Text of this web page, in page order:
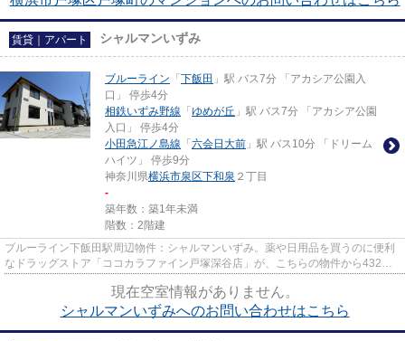
賃貸｜アパート シャルマンいずみ
ブルーライン 「 下飯田 」駅 バス7分 「アカシア公園入
口」 停歩4分
相鉄いずみ野線 「 ゆめが丘 」駅 バス7分 「アカシア公園
入口」 停歩4分
小田急江ノ島線 「 六会日大前 」駅 バス10分 「ドリーム
ハイツ」 停歩9分
神奈川県横浜市泉区下和泉 ２丁目
-
築年数：築1年未満
階数：2階建
ブルーライン下飯田駅周辺物件：シャルマンいずみ。薬や日用品を買うのに便利
なドラッグストア「ココカラファイン戸塚深谷店」が、こちらの物件から432m
現在空室情報がありません。
シャルマンいずみへのお問い合わせはこちら